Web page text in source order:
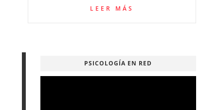
LEER MÁS
PSICOLOGÍA EN RED